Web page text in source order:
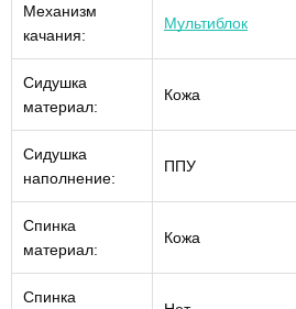
Механизм
качания:
Мультиблок
Сидушка
материал:
Кожа
Сидушка
наполнение:
ППУ
Спинка
материал:
Кожа
Спинка